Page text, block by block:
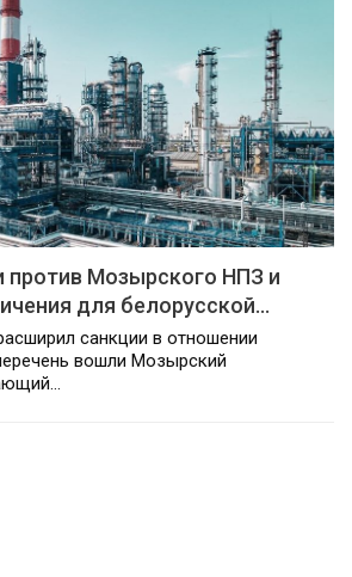
против Мозырского НПЗ и
для белорусской…
санкции в отношении
вошли Мозырский